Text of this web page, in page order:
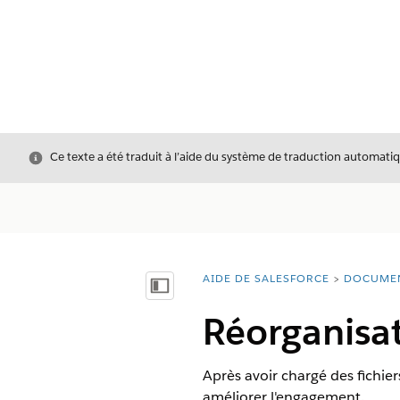
Fermer
Ce texte a été traduit à l’aide du système de traduction
Afficher la table des matières
Vous êtes ici :
AIDE DE SALESFORCE
Après avoir chargé des